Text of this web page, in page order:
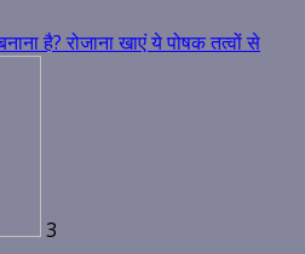
है? रोजाना खाएं ये पोषक तत्वों से
3